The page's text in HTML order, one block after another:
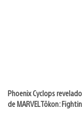
Phoenix Cyclops
de MARVEL Tōkon: